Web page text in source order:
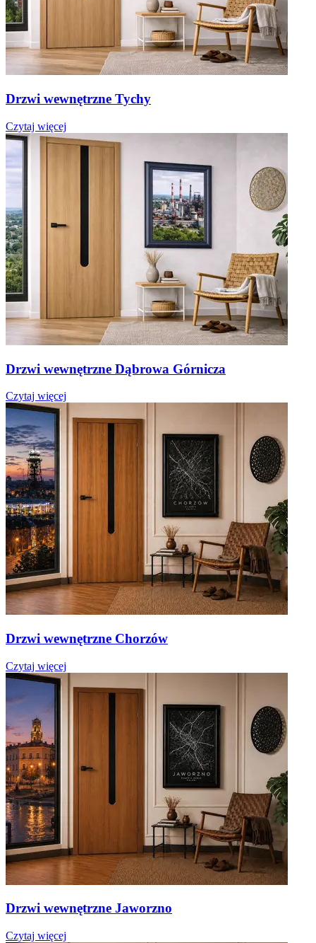
Drzwi wewnętrzne Tychy
Czytaj więcej
Drzwi wewnętrzne Dąbrowa Górnicza
Czytaj więcej
Drzwi wewnętrzne Chorzów
Czytaj więcej
Drzwi wewnętrzne Jaworzno
Czytaj więcej